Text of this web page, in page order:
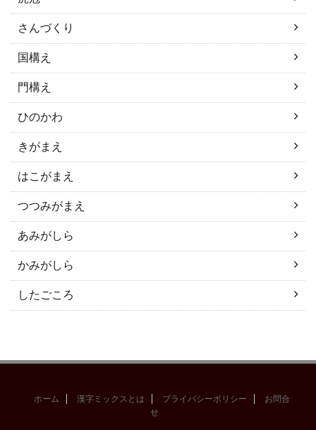
さんづくり
国構え
門構え
ひのかわ
きがまえ
はこがまえ
つつみがまえ
あみがしら
かみがしら
したごころ
ホーム 漢字ミックスとは プライバシーポリシー
お問合
せ